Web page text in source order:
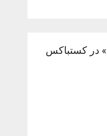
در کستباکس